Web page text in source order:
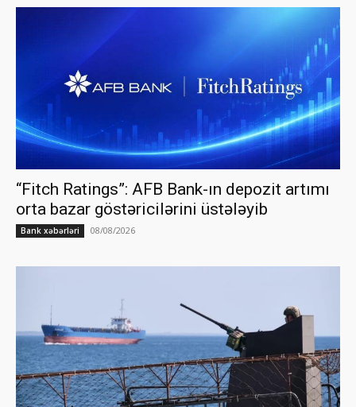
“Fitch Ratings”: AFB Bank-ın depozit artımı
orta bazar göstəricilərini üstələyib
Bank xəbərləri 08/08/2026